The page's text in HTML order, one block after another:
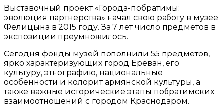
Выставочный проект «Города-побратимы:
эволюция партнерства» начал свою работу в музее
Фелицына в 2015 году. За 7 лет число предметов в
экспозиции преумножилось.
Сегодня фонды музей пополнили 55 предметов,
ярко характеризующих город Ереван, его
культуру, этнографию, национальные
особенности и колорит армянской культуры, а
также важные исторические этапы побратимских
взаимоотношений с городом Краснодаром.